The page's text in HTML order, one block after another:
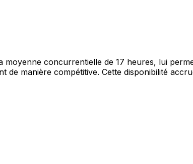
concurrentielle de 17 heures, lui
manière compétitive. Cette disponibilité